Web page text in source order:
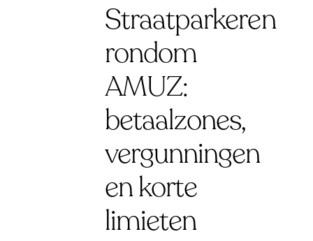
Straatparkeren
rondom
AMUZ:
betaalzones,
vergunningen
en korte
limieten